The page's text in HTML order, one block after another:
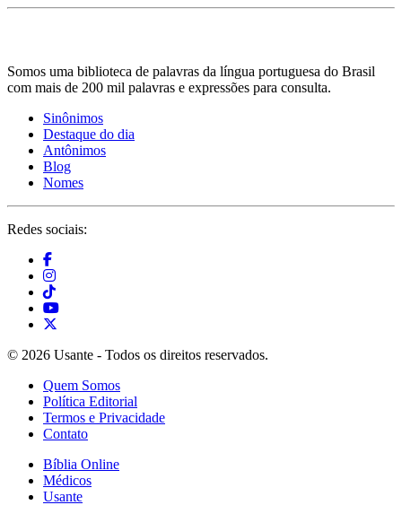
Somos uma biblioteca de palavras da língua portuguesa do Brasil
com mais de 200 mil palavras e expressões para consulta.
Sinônimos
Destaque do dia
Antônimos
Blog
Nomes
Redes sociais:
© 2026 Usante - Todos os direitos reservados.
Quem Somos
Política Editorial
Termos e Privacidade
Contato
Bíblia Online
Médicos
Usante